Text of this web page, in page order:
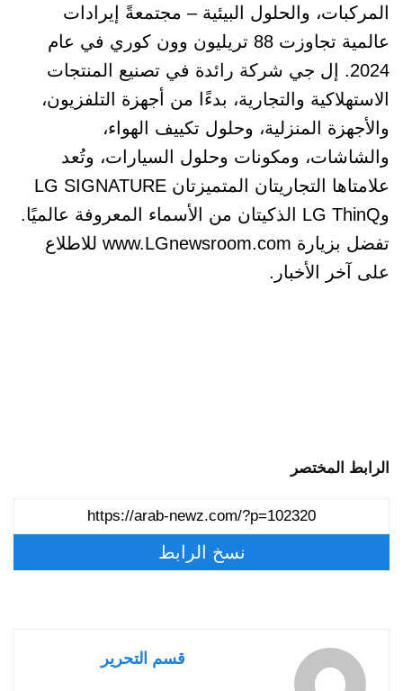
المركبات، والحلول البيئية – مجتمعةً إيرادات
عالمية تجاوزت 88 تريليون وون كوري في عام
2024. إل جي شركة رائدة في تصنيع المنتجات
الاستهلاكية والتجارية، بدءًا من أجهزة التلفزيون،
والأجهزة المنزلية، وحلول تكييف الهواء،
والشاشات، ومكونات وحلول السيارات، وتُعد
علامتاها التجاريتان المتميزتان LG SIGNATURE
وLG ThinQ الذكيتان من الأسماء المعروفة عالميًا.
تفضل بزيارة www.LGnewsroom.com للاطلاع
على آخر الأخبار.
الرابط المختصر
نسخ الرابط
قسم التحرير